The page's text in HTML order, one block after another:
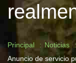
Principal
Noticias
Anuncio de servicio